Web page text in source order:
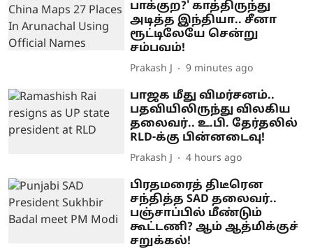
பாக்குற?' காத்திருந்து
அடித்த இந்தியா.. சீனா
ரூட்டிலேயே சென்று
சம்பவம்!
Prakash J 9 minutes ago
பாஜக மீது விமர்சனம்..
பதவியிலிருந்து விலகிய
தலைவர்.. உ.பி. தேர்தலில்
RLD-க்கு பின்னடைவு!
Prakash J 4 hours ago
பிரதமரைத் திடீரென
சந்தித்த SAD தலைவர்..
பஞ்சாப்பில் மீண்டும்
கூட்டணி? ஆம் ஆத்மிக்குச்
சறுக்கல்!